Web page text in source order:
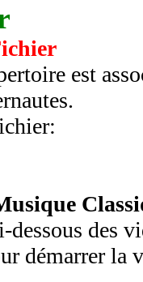
est
dessous des
démarrer la